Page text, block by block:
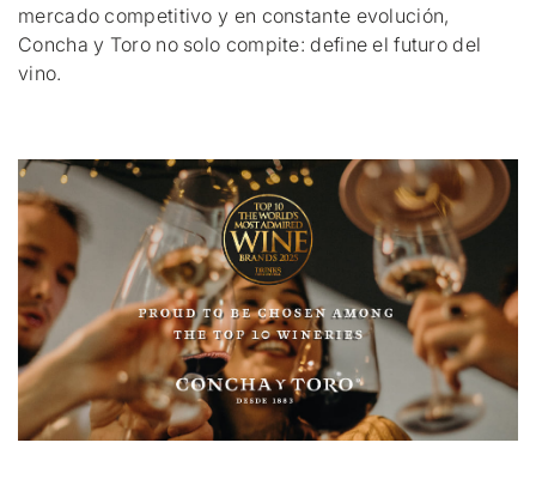
mercado competitivo y en constante evolución,
Concha y Toro no solo compite: define el futuro del
vino.